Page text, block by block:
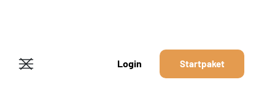
Login Startpaket